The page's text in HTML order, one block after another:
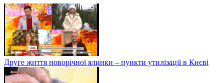
Друге життя новорічної ялинки – пункти утилізації в Києві